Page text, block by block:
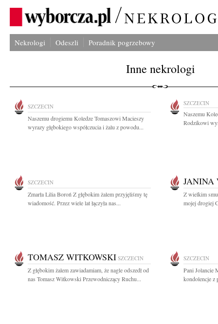
Nekrologi Odeszli Poradnik pogrzebowy
Inne nekrologi
SZCZECIN
Naszemu drogiemu Koledze Tomaszowi Macieszy
wyrazy głębokiego współczucia i żalu z powodu...
SZCZECIN
Naszemu
Rodzikowi
SZCZECIN
Zmarła Lilia Boroń Z głębokim żalem przyjęliśmy tę
wiadomość. Przez wiele lat łączyła nas...
JANINA
Z wielkim
mojej drogiej
TOMASZ WITKOWSKI SZCZECIN
Z głębokim żalem zawiadamiam, że nagle odszedł od
nas Tomasz Witkowski Przewodniczący Ruchu...
SZCZECIN
Pani Jolancie
kondolencje z